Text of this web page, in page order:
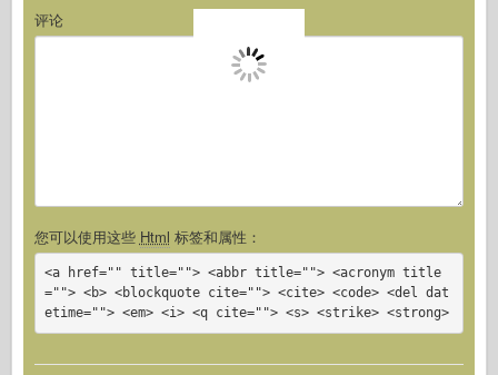
评论
您可以使用这些 Html 标签和属性：
<a href="" title=""> <abbr title=""> <acronym title
=""> <b> <blockquote cite=""> <cite> <code> <del dat
etime=""> <em> <i> <q cite=""> <s> <strike> <strong>